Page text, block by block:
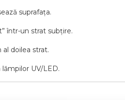
suprafața.
într-un strat subțire.
al doilea strat.
lămpilor UV/LED.